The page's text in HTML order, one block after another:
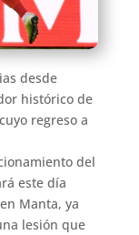
desde
histórico de
regreso a
del
este día
Manta, ya
lesión que